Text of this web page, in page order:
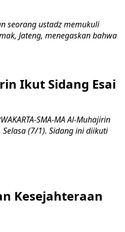
seorang ustadz memukuli
Jateng, menegaskan bahwa
Ikut Sidang Esai
SMA-MA Al-Muhajirin
(7/1). Sidang ini diikuti
Kesejahteraan